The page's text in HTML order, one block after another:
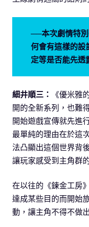
──本次劇情特
何會有這樣的設
定等是否能先透
細井順三：
《優米雅
開的全新系列，也難
開始遊戲宣傳就先進
最單純的理由在於這
法凸顯出這個世界背
讓玩家感受到主角群
在以往的《鍊金工房
達成某些目的而開始
動，讓主角不得不做